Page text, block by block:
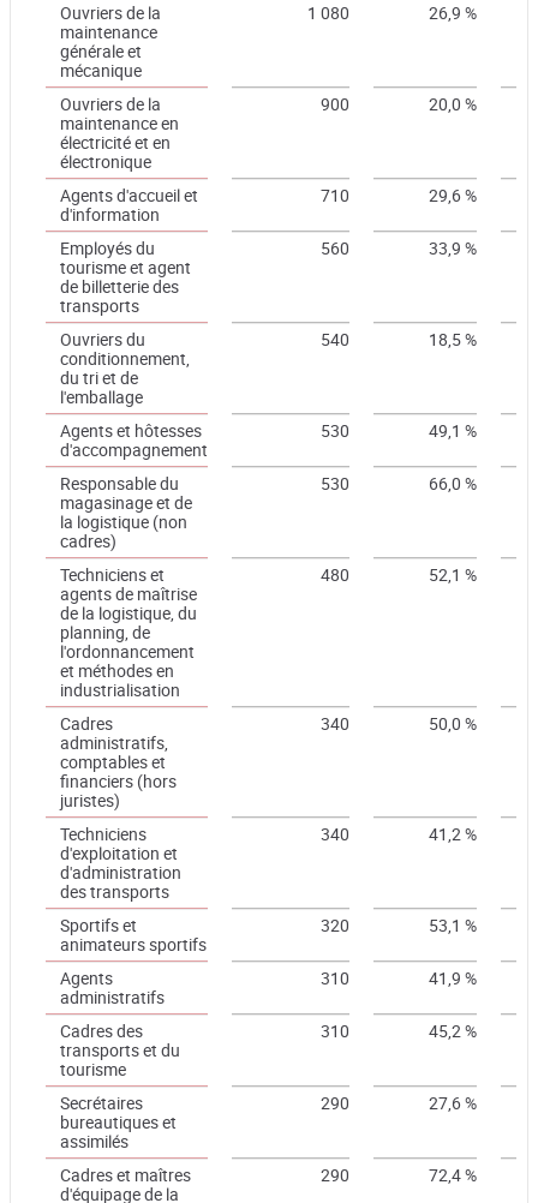
Ouvriers de la
maintenance
générale et
mécanique
1 080 26,9 %
Ouvriers de la
maintenance en
électricité et en
électronique
900 20,0 %
Agents d'accueil et
d'information
710 29,6 %
Employés du
tourisme et agent
de billetterie des
transports
560 33,9 %
Ouvriers du
conditionnement,
du tri et de
l'emballage
540 18,5 %
Agents et hôtesses
d'accompagnement
530 49,1 %
Responsable du
magasinage et de
la logistique (non
cadres)
530 66,0 %
Techniciens et
agents de maîtrise
de la logistique, du
planning, de
l'ordonnancement
et méthodes en
industrialisation
480 52,1 %
Cadres
administratifs,
comptables et
financiers (hors
juristes)
340 50,0 %
Techniciens
d'exploitation et
d'administration
des transports
340 41,2 %
Sportifs et
animateurs sportifs
320 53,1 %
Agents
administratifs
310 41,9 %
Cadres des
transports et du
tourisme
310 45,2 %
Secrétaires
bureautiques et
assimilés
290 27,6 %
Cadres et maîtres
d'équipage de la
290 72,4 %